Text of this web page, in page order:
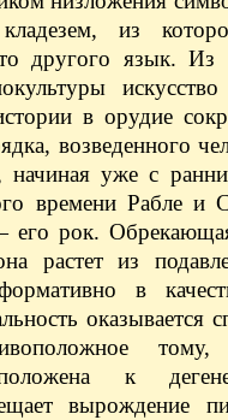
из
другого язык. Из
в орудие
возведенного
начиная уже с
времени Рабле и
его рок.
растет из
в
оказывается
к
вырождение